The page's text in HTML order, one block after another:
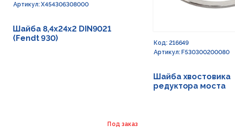
Добавить в избранное
Артикул: X454306308000
Шайба 8,4х24х2 DIN9021
(Fendt 930)
Под заказ
Код: 216649
Артикул: F530300200080
Шайба хвостовика
редуктора моста